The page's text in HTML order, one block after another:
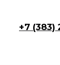
+7 (383)